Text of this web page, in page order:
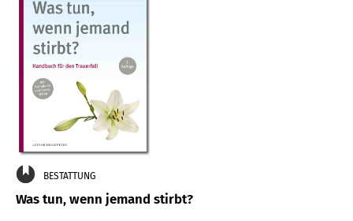
BESTATTUNG
Was tun, wenn jemand stirbt?